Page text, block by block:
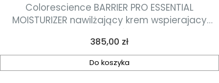
Colorescience BARRIER PRO ESSENTIAL
MOISTURIZER nawilżający krem wspierajacy
mikrobiom skóry 50ml
Cena
385,00 zł
Do koszyka